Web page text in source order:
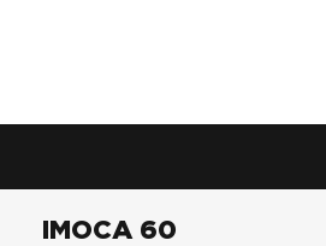
IMOCA 60